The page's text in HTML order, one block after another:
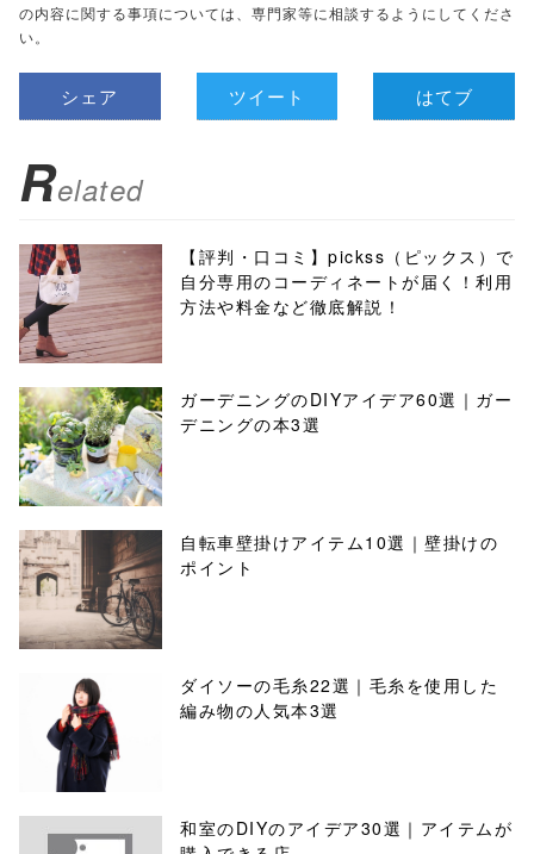
の内容に関する事項については、専門家等に相談するようにしてくださ
い。
シェア ツイート はてブ
Related
【評判・口コミ】pickss（ピックス）で
自分専用のコーディネートが届く！利用
方法や料金など徹底解説！
ガーデニングのDIYアイデア60選｜ガー
デニングの本3選
自転車壁掛けアイテム10選｜壁掛けの
ポイント
ダイソーの毛糸22選｜毛糸を使用した
編み物の人気本3選
和室のDIYのアイデア30選｜アイテムが